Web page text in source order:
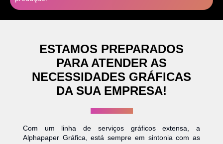
ESTAMOS PREPARADOS
PARA ATENDER AS
NECESSIDADES GRÁFICAS
DA SUA EMPRESA!
Com um linha de serviços gráficos extensa, a
Alphapaper Gráfica, está sempre em sintonia com as